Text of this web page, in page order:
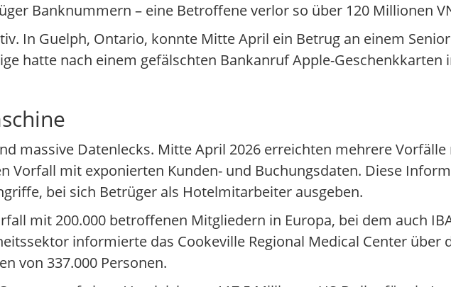
Banknummern – eine Betroffene verlor so über 120 Millionen
In Guelph, Ontario, konnte Mitte April ein Betrug an einem
hatte nach einem gefälschten Bankanruf Apple-Geschenkkarten
massive Datenlecks. Mitte April 2026 erreichten mehrere Vorfälle
Vorfall mit exponierten Kunden- und Buchungsdaten. Diese
bei sich Betrüger als Hotelmitarbeiter ausgeben.
mit 200.000 betroffenen Mitgliedern in Europa, bei dem auch
informierte das Cookeville Regional Medical Center über
von 337.000 Personen.